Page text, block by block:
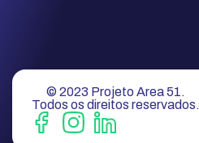
© 2023 Projeto Area 51.
Todos os direitos reservados.